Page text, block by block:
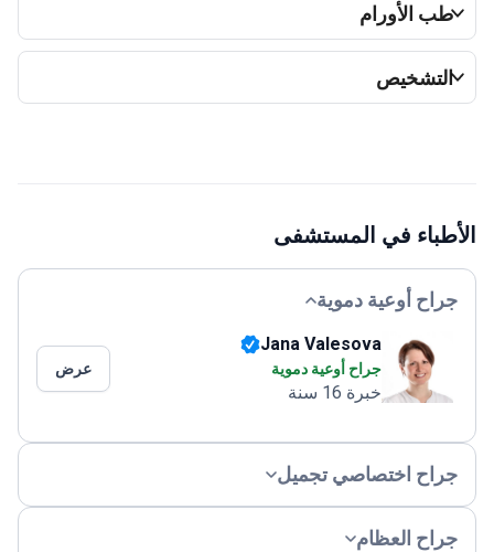
طب الأورام
التشخيص
الأطباء في المستشفى
جراح أوعية دموية
Jana Valesova
جراح أوعية دموية
خبرة 16 سنة
عرض
جراح اختصاصي تجميل
جراح العظام